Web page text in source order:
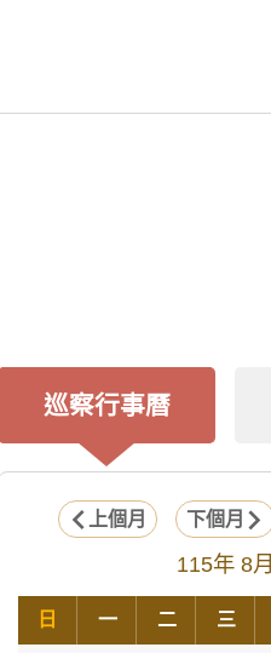
巡察行事曆
上個月 下個月
115年 8月
日 一 二 三